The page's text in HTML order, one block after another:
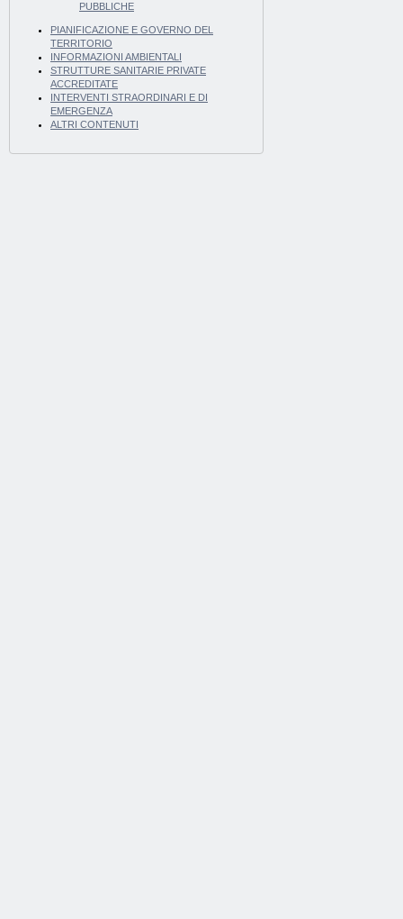
PUBBLICHE
PIANIFICAZIONE E GOVERNO DEL
TERRITORIO
INFORMAZIONI AMBIENTALI
STRUTTURE SANITARIE PRIVATE
ACCREDITATE
INTERVENTI STRAORDINARI E DI
EMERGENZA
ALTRI CONTENUTI